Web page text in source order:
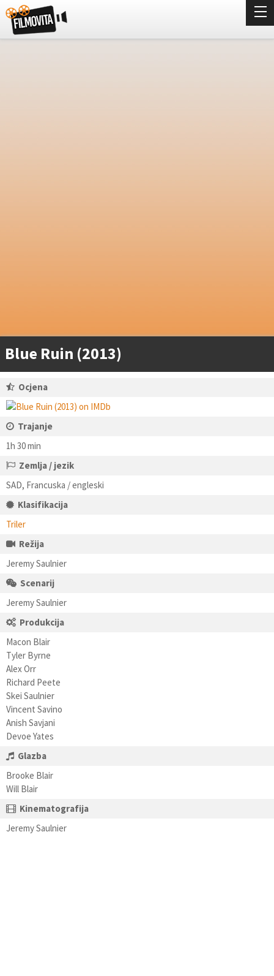
Blue Ruin (2013)
Ocjena
Trajanje
1h 30 min
Zemlja / jezik
SAD, Francuska / engleski
Klasifikacija
Triler
Režija
Jeremy Saulnier
Scenarij
Jeremy Saulnier
Produkcija
Macon Blair
Tyler Byrne
Alex Orr
Richard Peete
Skei Saulnier
Vincent Savino
Anish Savjani
Devoe Yates
Glazba
Brooke Blair
Will Blair
Kinematografija
Jeremy Saulnier